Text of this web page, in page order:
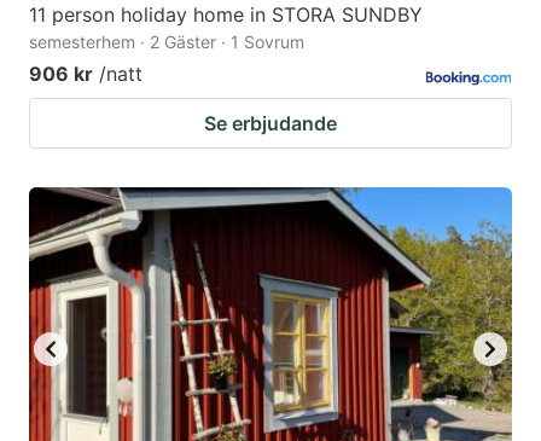
11 person holiday home in STORA SUNDBY
semesterhem · 2 Gäster · 1 Sovrum
906 kr /natt
Se erbjudande